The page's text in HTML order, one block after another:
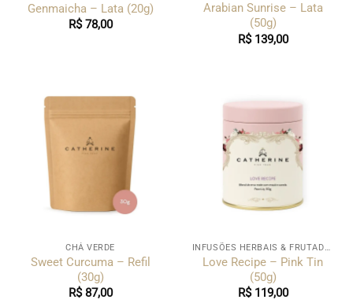
Genmaicha – Lata (20g)
R$78,00
Arabian Sunrise – Lata
(50g)
R$139,00
CHÁ VERDE
Sweet Curcuma – Refil
(30g)
R$87,00
INFUSÕES HERBAIS & FRUTADAS
Love Recipe – Pink Tin
(50g)
R$119,00